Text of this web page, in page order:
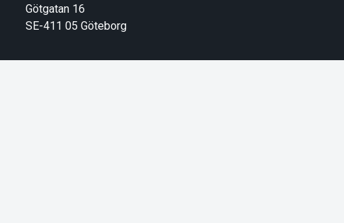
Götgatan 16
SE-411 05 Göteborg